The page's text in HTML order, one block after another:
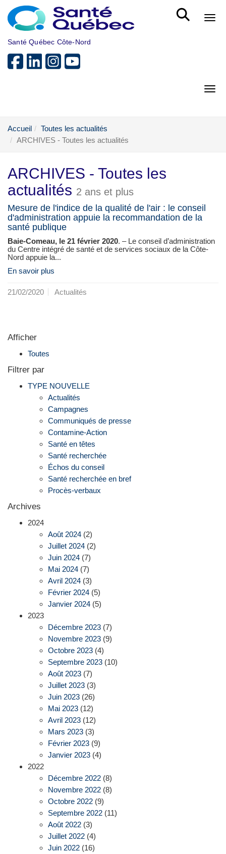
Aller au menu principal
Santé Québec Côte-Nord
Accueil
Toutes les actualités
ARCHIVES - Toutes les actualités
ARCHIVES - Toutes les
actualités 2 ans et plus
Mesure de l'indice de la qualité de l'air : le conseil
d'administration appuie la recommandation de la
santé publique
Baie-Comeau, le 21 février 2020. – Le conseil d’administration
du Centre intégré de santé et de services sociaux de la Côte-
Nord appuie la...
En savoir plus
21/02/2020 Actualités
Afficher
Toutes
Filtrer par
TYPE NOUVELLE
Actualités
Campagnes
Communiqués de presse
Contamine-Action
Santé en têtes
Santé recherchée
Échos du conseil
Santé recherchée en bref
Procès-verbaux
Archives
2024
Août 2024 (2)
Juillet 2024 (2)
Juin 2024 (7)
Mai 2024 (7)
Avril 2024 (3)
Février 2024 (5)
Janvier 2024 (5)
2023
Décembre 2023 (7)
Novembre 2023 (9)
Octobre 2023 (4)
Septembre 2023 (10)
Août 2023 (7)
Juillet 2023 (3)
Juin 2023 (26)
Mai 2023 (12)
Avril 2023 (12)
Mars 2023 (3)
Février 2023 (9)
Janvier 2023 (4)
2022
Décembre 2022 (8)
Novembre 2022 (8)
Octobre 2022 (9)
Septembre 2022 (11)
Août 2022 (3)
Juillet 2022 (4)
Juin 2022 (16)